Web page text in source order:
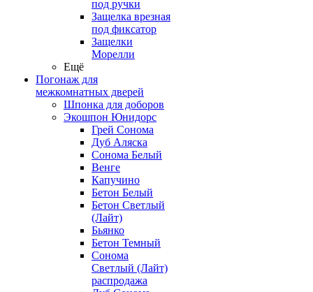
под ручки
Защелка врезная
под фиксатор
Защелки
Морелли
Ещё
Погонаж для
межкомнатных дверей
Шпонка для доборов
Экошпон Юнидорс
Грей Сонома
Дуб Аляска
Сонома Белый
Венге
Капучино
Бетон Белый
Бетон Светлый
(Лайт)
Бьянко
Бетон Темный
Сонома
Светлый (Лайт)
распродажа